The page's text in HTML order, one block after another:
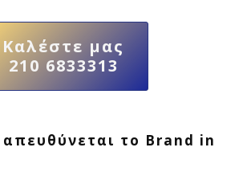
Καλέστε μας
210 6833313
το Brand in